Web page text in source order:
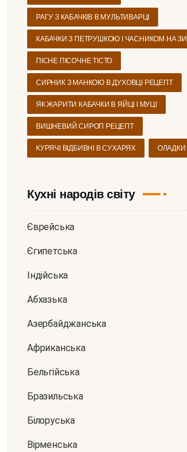
РАГУ З КАБАЧКІВ В МУЛЬТИВАРЦІ
КАБАЧКИ З ПЕТРУШКОЮ І ЧАСНИКОМ НА
ПІСНЕ ПІСОЧНЕ ТІСТО
СИРНИК З МАНКОЮ В ДУХОВЦІ РЕЦЕПТ
ЯК ЖАРИТИ КАБАЧКИ В ЯЙЦІ І МУЦІ
ВИШНЕВИЙ СИРОП РЕЦЕПТ
КУРЯЧІ ВІДБИВНІ В СУХАРЯХ ОЛАДКИ
Кухні народів світу
Єврейська
Єгипетська
Індійська
Абхазька
Азербайджанська
Африканська
Бельгійська
Бразильська
Білоруська
Вірменська